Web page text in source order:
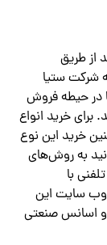
از طریق
شرکت ستیا
در حیطه فروش
خرید انواع
خرید این نوع
به روش‌های
با
وب سایت این
اسانس صنعتی